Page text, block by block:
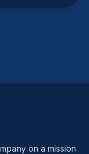
on a mission